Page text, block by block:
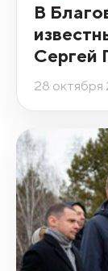
В
Сергей
28 октября